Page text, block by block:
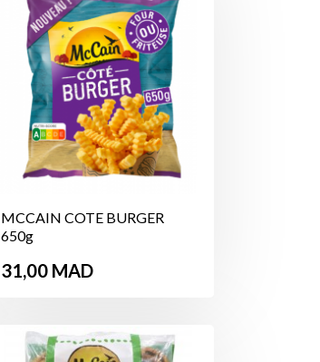
MCCAIN COTE BURGER
650g
Prix
31,00 MAD